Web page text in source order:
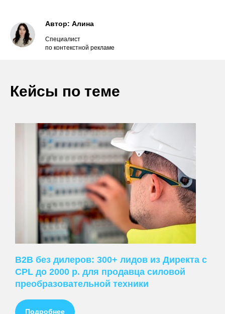
Автор: Алина
Специалист
по контекстной рекламе
Кейсы по теме
В2В без дилеров: 300+ лидов из Директа с
CPL до 2000 р. для продавца силовой
преобразовательной техники
Подробнее